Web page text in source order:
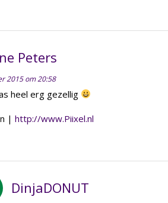
Peters
2015 om 20:58
heel erg gezellig
|http://www.Piixel.nl
DinjaDONUT